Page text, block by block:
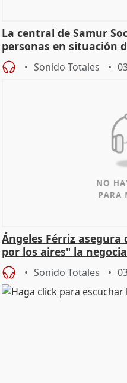
La central de Samur
personas en situación
de Calor
Sonido Totales
Ángeles Férriz
por los aires" la
SMA
Sonido Totales